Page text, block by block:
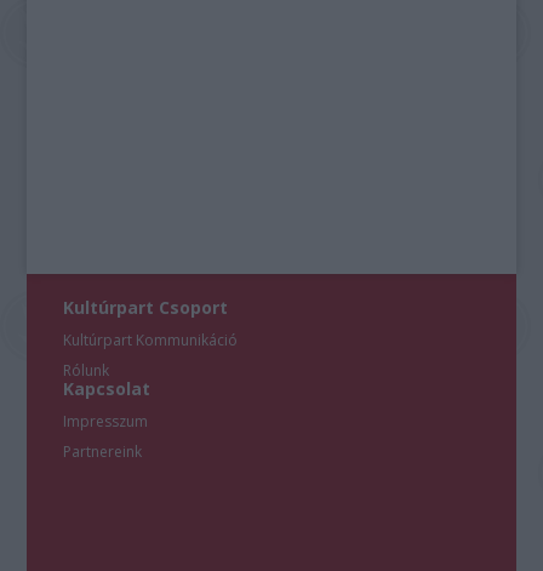
Kultúrpart Csoport
Kultúrpart Kommunikáció
Rólunk
Kapcsolat
Impresszum
Partnereink